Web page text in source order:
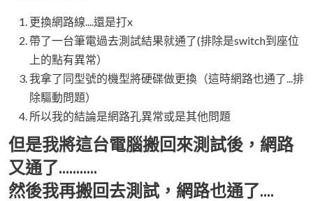
更換網路線....還是打x
帶了一台筆電過去測試結果就通了(排除是switch到座位
上的點有異常）
我拿了同型號的機型將硬碟做更換（這時網路也通了...排
除驅動問題）
所以我的結論是網路孔異常或是其他問題
但是我將這台電腦搬回來測試後，網路
又通了...........
然後我再搬回去測試，網路也通了....